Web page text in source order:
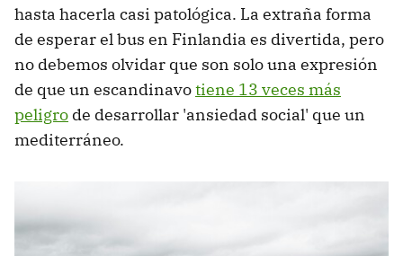
hasta hacerla casi patológica. La extraña forma
de esperar el bus en Finlandia es divertida, pero
no debemos olvidar que son solo una expresión
de que un escandinavotiene 13 veces más
peligro de desarrollar 'ansiedad social' que un
mediterráneo.